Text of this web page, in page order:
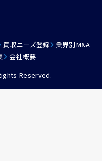
買収ニーズ登録
業界別M&A
会社概要
Reserved.